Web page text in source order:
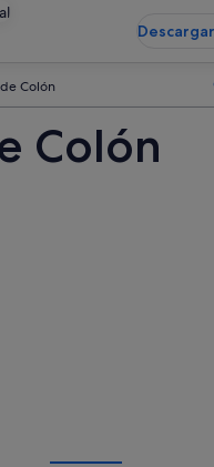
de Colón
Colón